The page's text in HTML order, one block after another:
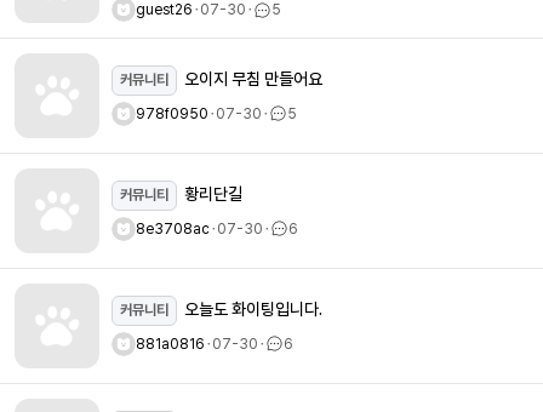
guest26ㆍ07-30ㆍ 5
커뮤니티 오이지 무침 만들어요
978f0950ㆍ07-30ㆍ 5
커뮤니티 황리단길
8e3708acㆍ07-30ㆍ 6
커뮤니티 오늘도 화이팅입니다.
881a0816ㆍ07-30ㆍ 6